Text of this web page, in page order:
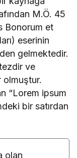
M.Ö. 45
Bonorum et
eserinin
gelmektedir.
ve
olmuştur.
“Lorem ipsum
bir satırdan
olan